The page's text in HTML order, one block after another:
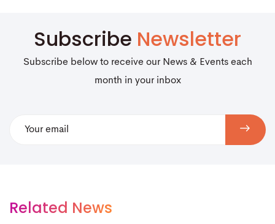
Subscribe Newsletter
Subscribe below to receive our News & Events each
month in your inbox
Related News